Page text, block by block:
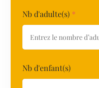
Nb d'adulte(s) *
Nb d'enfant(s)